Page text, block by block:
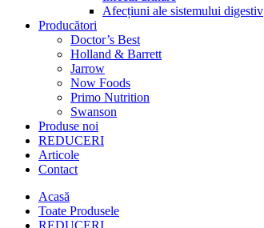
Afecțiuni ale sistemului digestiv
Producători
Doctor’s Best
Holland & Barrett
Jarrow
Now Foods
Primo Nutrition
Swanson
Produse noi
REDUCERI
Articole
Contact
Acasă
Toate Produsele
REDUCERI